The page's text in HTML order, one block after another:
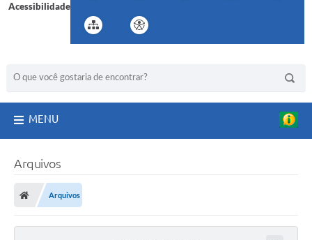
Acessibilidade
MENU
Arquivos
Arquivos